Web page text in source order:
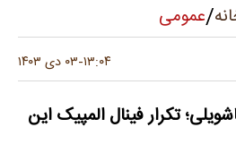
/عمومی
۱۳:۰۴-۰۳ دی ۱۴۰۳
تکرار فینال المپیک این